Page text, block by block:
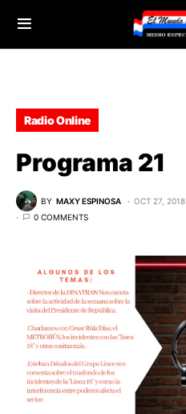
Radio Online
Programa 21
BY MAXY ESPINOSA OCT 27, 2018
0 COMMENTS